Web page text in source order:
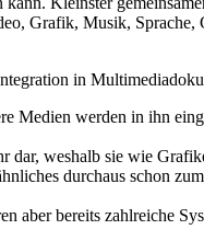
Grafik, Musik, Sprache,
in
Medien werden in ihn
weshalb sie wie
durchaus schon
aber bereits zahlreiche